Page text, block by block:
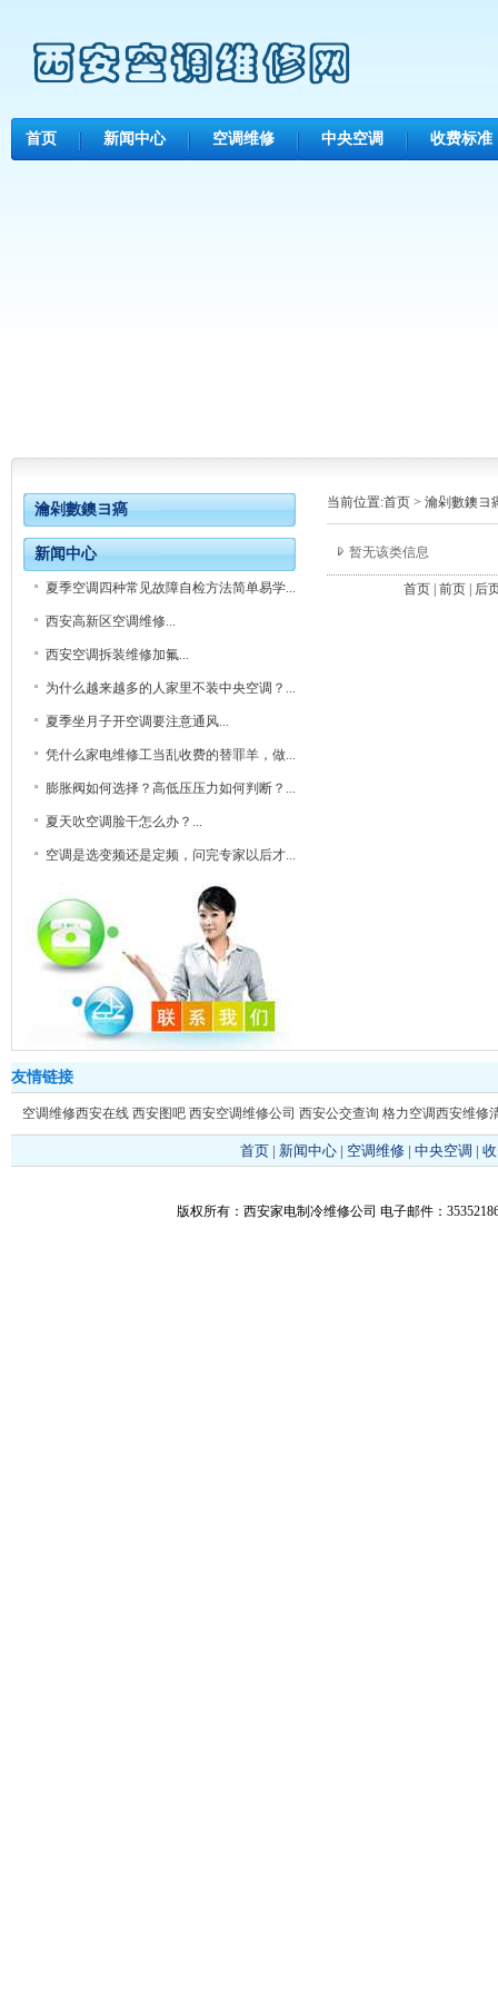
首页 新闻中心 空调维修 中央空调 收费标准
瀹剁數鐭ヨ瘑
新闻中心
夏季空调四种常见故障自检方法简单易学...
西安高新区空调维修...
西安空调拆装维修加氟...
为什么越来越多的人家里不装中央空调？...
夏季坐月子开空调要注意通风...
凭什么家电维修工当乱收费的替罪羊，做...
膨胀阀如何选择？高低压压力如何判断？...
夏天吹空调脸干怎么办？...
空调是选变频还是定频，问完专家以后才...
当前位置:首页 > 瀹剁數鐭ヨ
暂无该类信息
首页 | 前页 | 后
友情链接
空调维修西安在线 西安图吧 西安空调维修公司 西安公交查询 格力空调西安维修
首页| 新闻中心| 空调维修| 中央空调 |
版权所有：西安家电制冷维修公司 电子邮件：